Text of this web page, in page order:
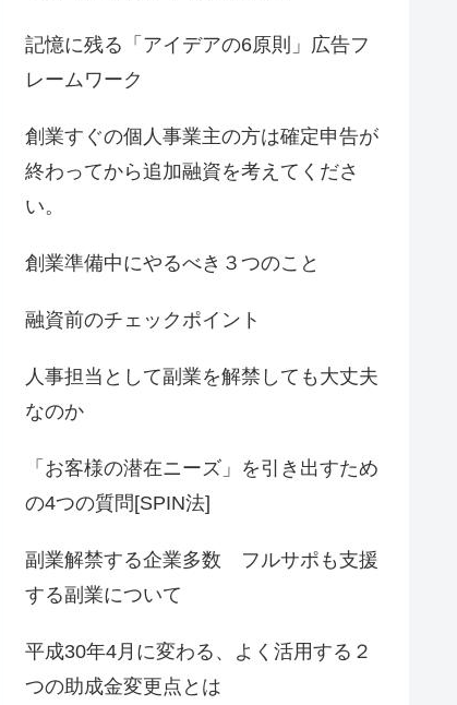
記憶に残る「アイデアの6原則」広告フ
レームワーク
創業すぐの個人事業主の方は確定申告が
終わってから追加融資を考えてくださ
い。
創業準備中にやるべき３つのこと
融資前のチェックポイント
人事担当として副業を解禁しても大丈夫
なのか
「お客様の潜在ニーズ」を引き出すため
の4つの質問[SPIN法]
副業解禁する企業多数 フルサポも支援
する副業について
平成30年4月に変わる、よく活用する２
つの助成金変更点とは